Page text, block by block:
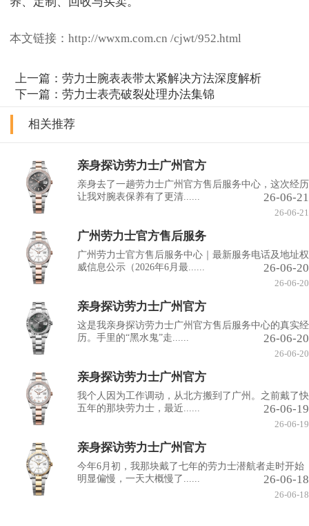
本文链接：http://wwxm.com.cn /cjwt/952.html
上一篇：劳力士腕表表带太紧解决方法深度解析
下一篇：劳力士表壳破裂处理办法集锦
相关推荐
亲身探访劳力士广州官方
亲身去了一趟劳力士广州官方售后服务中心，这次经历
让我对腕表保养有了更清......
26-06-21
26-06-21
广州劳力士官方售后服务
广州劳力士官方售后服务中心｜最新服务电话及地址权
威信息公示（2026年6月最......
26-06-20
26-06-20
亲身探访劳力士广州官方
这是我亲身探访劳力士广州官方售后服务中心的真实经
历。手里的“黑水鬼”走......
26-06-20
26-06-20
亲身探访劳力士广州官方
我个人因为工作调动，从北方搬到了广州。之前戴了快
五年的那块劳力士，最近......
26-06-19
26-06-19
亲身探访劳力士广州官方
今年6月初，我那块戴了七年的劳力士潜航者走时开始
明显偏慢，一天大概慢了......
26-06-18
26-06-18